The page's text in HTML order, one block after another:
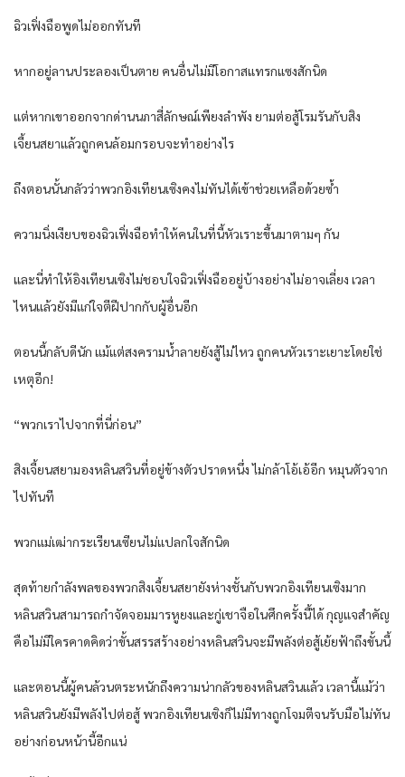
ฉิวเฟิ่งฉือพูดไม่ออกทันที
หากอยู่ลานประลองเป็นตาย คนอื่นไม่มีโอกาสแทรกแซงสักนิด
แต่หากเขาออกจากด่านนภาสี่ลักษณ์เพียงลำพัง ยามต่อสู้โรมรันกับสิง
เจี้ยนสยาแล้วถูกคนล้อมกรอบจะทำอย่างไร
ถึงตอนนั้นกลัวว่าพวกอิงเทียนเซิงคงไม่ทันได้เข้าช่วยเหลือด้วยซ้ำ
ความนิ่งเงียบของฉิวเฟิ่งฉือทำให้คนในที่นี้หัวเราะขึ้นมาตามๆ กัน
และนี่ทำให้อิงเทียนเซิงไม่ชอบใจฉิวเฟิ่งฉืออยู่บ้างอย่างไม่อาจเลี่ยง เวลา
ไหนแล้วยังมีแก่ใจตีฝีปากกับผู้อื่นอีก
ตอนนี้กลับดีนัก แม้แต่สงครามน้ำลายยังสู้ไม่ไหว ถูกคนหัวเราะเยาะโดยใช่
เหตุอีก!
“พวกเราไปจากที่นี่ก่อน”
สิงเจี้ยนสยามองหลินสวินที่อยู่ข้างตัวปราดหนึ่ง ไม่กล้าโอ้เอ้อีก หมุนตัวจาก
ไปทันที
พวกแม่เฒ่ากระเรียนเซียนไม่แปลกใจสักนิด
สุดท้ายกำลังพลของพวกสิงเจี้ยนสยายังห่างชั้นกับพวกอิงเทียนเซิงมาก
หลินสวินสามารถกำจัดจอมมารหูยงและกู่เชาจือในศึกครั้งนี้ได้ กุญแจสำคัญ
คือไม่มีใครคาดคิดว่าขั้นสรรสร้างอย่างหลินสวินจะมีพลังต่อสู้เย้ยฟ้าถึงขั้นนี้
และตอนนี้ผู้คนล้วนตระหนักถึงความน่ากลัวของหลินสวินแล้ว เวลานี้แม้ว่า
หลินสวินยังมีพลังไปต่อสู้ พวกอิงเทียนเซิงก็ไม่มีทางถูกโจมตีจนรับมือไม่ทัน
อย่างก่อนหน้านี้อีกแน่